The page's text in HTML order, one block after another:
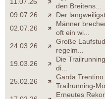
den Breitens...
09.07.26
Der
02.07.26
Männer
oft ein wi...
24.03.26
Große
regelm...
19.03.26
Die
di...
25.02.26
Garda
Trailrunning-
Erneutes